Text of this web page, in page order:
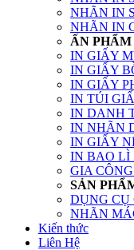
NHÃN IN
NHÃN IN
ẤN
IN GIẤY
IN GIẤY
IN GIẤY
IN TÚI
IN DANH
IN NHÃN
IN GIẤY
IN BAO LÌ
GIA
SẢN
DỤNG CỤ
NHÃN
Kiến thức
Liên Hệ